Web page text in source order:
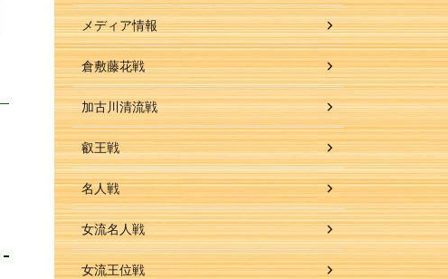
メディア情報
倉敷藤花戦
加古川清流戦
叡王戦
名人戦
女流名人戦
女流王位戦